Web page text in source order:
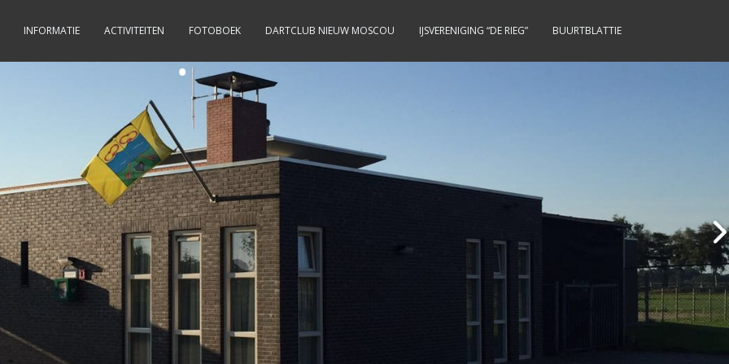
INFORMATIE ACTIVITEITEN FOTOBOEK DARTCLUB NIEUW MOSCOU IJSVERENIGING “DE RIEG” BUURTBLATTIE